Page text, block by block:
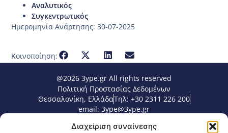
Διαχείριση συναίνεσης
Αναλυτικός
Συγκεντρωτικός
Ημερομηνία Ανάρτησης: 30-07-2025
Κοινοποίηση:
@2026 3ype.gr All rights reserved
Πολιτική Προστασίας Δεδομένων
Θεσσαλονίκη, ΕλλάδαΤηλ: +30 2311 226 200
email: 3ype@3ype.gr